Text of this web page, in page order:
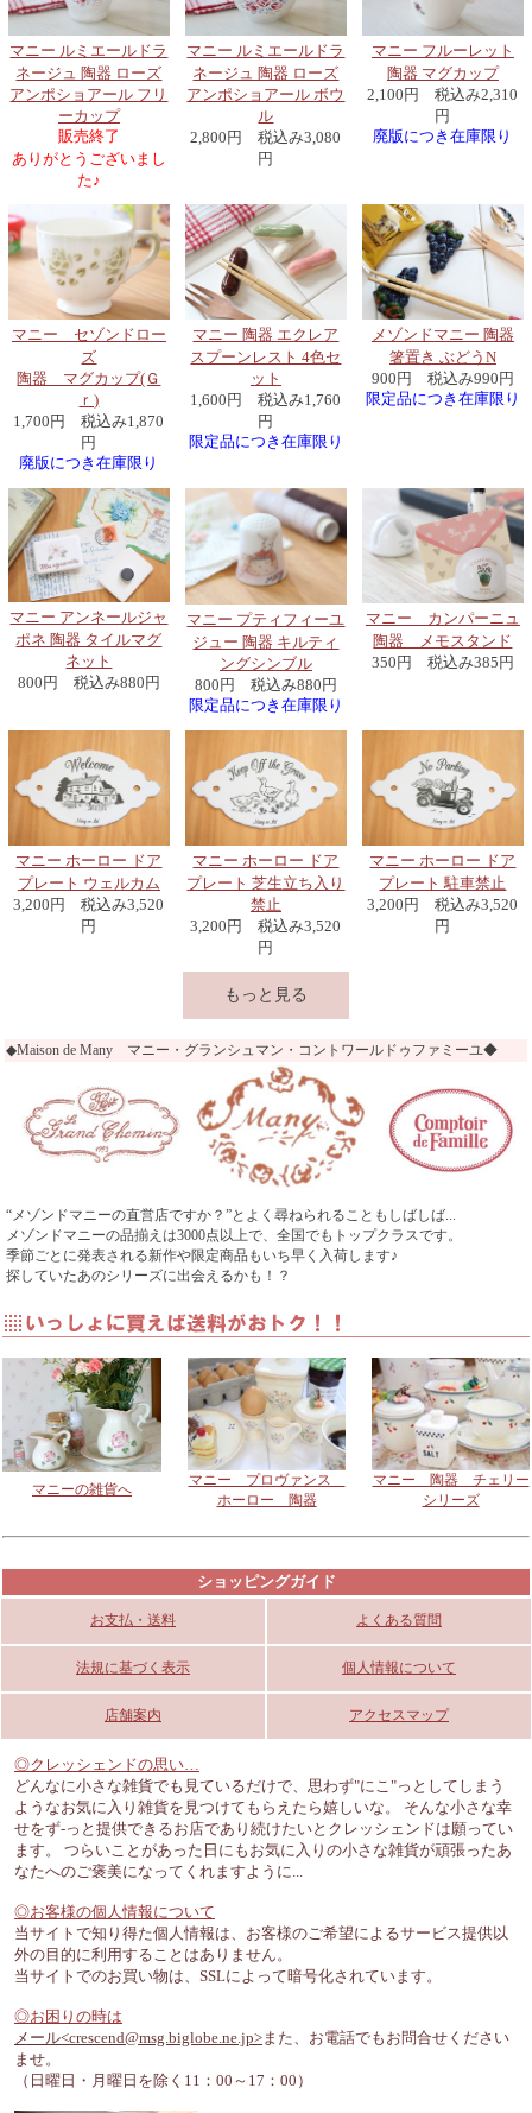
マニー ルミエールドラ
ネージュ 陶器 ローズ
アンポショアール フリ
ーカップ
販売終了
ありがとうございまし
た♪
マニー ルミエールドラ
ネージュ 陶器 ローズ
アンポショアール ボウ
ル
2,800円 税込み3,080
円
マニー フルーレット
陶器 マグカップ
2,100円 税込み2,310
円
廃版につき在庫限り
マニー セゾンドロー
ズ
陶器 マグカップ(Ｇ
ｒ)
1,700円 税込み1,870
円
廃版につき在庫限り
マニー 陶器 エクレア
スプーンレスト 4色セ
ット
1,600円 税込み1,760
円
限定品につき在庫限り
メゾンドマニー 陶器
箸置き ぶどうN
900円 税込み990円
限定品につき在庫限り
マニー アンネールジャ
ポネ 陶器 タイルマグ
ネット
800円 税込み880円
マニー プティフィーユ
ジュー 陶器 キルティ
ングシンブル
800円 税込み880円
限定品につき在庫限り
マニー カンパーニュ
陶器 メモスタンド
350円 税込み385円
マニー ホーロー ドア
プレート ウェルカム
3,200円 税込み3,520
円
マニー ホーロー ドア
プレート 芝生立ち入り
禁止
3,200円 税込み3,520
円
マニー ホーロー ドア
プレート 駐車禁止
3,200円 税込み3,520
円
もっと見る
マニー GC ガラスシェ
6,650円 税込み7,315
円
マニー GC ガラスシェ
ード ドレープアシンメ
トリー フロスト
7,000円 税込み7,700
円
マニー ローズ・ア
ン・ポショワール
800円 税込み880円
マニー ローズ・ア
ン・ポショワール
ノブM
750円 税込み825円
マニー スーブニー
ル・ダミティエ
陶器 オーバル型ノブ
Ｌ
750円 税込み825円
廃版につき在庫限り
マニー ベルルージュ
陶器 オーバル型ドア
ノブ
10,000円 税込み
11,000円
限定品につき在庫限り
ーン スイッチプレート
アメリカンタイプ
1,400円 税込み1,540
円
限定品につき在庫限り
スイッチカバー 2こ
1,600円 税込み1,760
廃版につき在庫限り
グリーン スイッチカ
バー (２ヶ口)
1,600円 税込み1,760
円
マニー レイユール
陶器 スイッチカバ
ー 1ケ口(Ｒ)
円
廃版につき在庫限り
マニー レイユール
陶器 スイッチカバ
ー ２ケ口(Ｒ)
廃版につき在庫限り
マニー グランシュマン
バー 3ケ口
◆Maison de Many マニー・グランシュマン・コントワールドゥファミーユ◆
“メゾンドマニーの直営店ですか？”とよく尋ねられることもしばしば...
メゾンドマニーの品揃えは3000点以上で、全国でもトップクラスです。
季節ごとに発表される新作や限定商品もいち早く入荷します♪
探していたあのシリーズに出会えるかも！？
マニーの雑貨へ
マニー プロヴァンス
ホーロー 陶器
マニー 陶器 チェリー
シリーズ
ショッピングガイド
お支払・送料 よくある質問
法規に基づく表示 個人情報について
店舗案内 アクセスマップ
◎クレッシェンドの思い…
どんなに小さな雑貨でも見ているだけで、思わず"にこ"っとしてしまう
ようなお気に入り雑貨を見つけてもらえたら嬉しいな。 そんな小さな幸
せをず-っと提供できるお店であり続けたいとクレッシェンドは願ってい
ます。 つらいことがあった日にもお気に入りの小さな雑貨が頑張ったあ
なたへのご褒美になってくれますように...
◎お客様の個人情報について
当サイトで知り得た個人情報は、お客様のご希望によるサービス提供以
外の目的に利用することはありません。
当サイトでのお買い物は、SSLによって暗号化されています。
◎お困りの時は
メール<crescend@msg.biglobe.ne.jp> また、お電話でもお問合せください
ませ。
（日曜日・月曜日を除く11：00～17：00）